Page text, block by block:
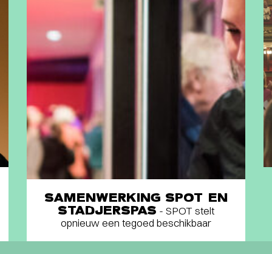
SAMENWERKING SPOT EN
STADJERSPAS - SPOT stelt
opnieuw een tegoed beschikbaar